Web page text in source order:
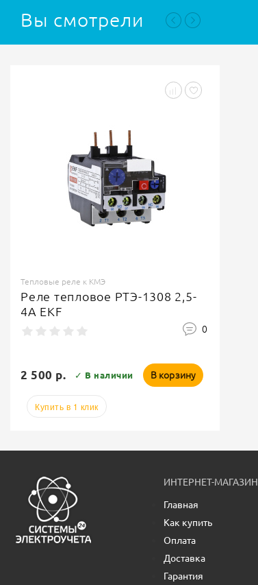
Вы смотрели
Тепловые реле к КМЭ
Реле тепловое РТЭ-1308 2,5-
4А EKF
0
2 500 р. ✓ В наличии В корзину
Купить в 1 клик
ИНТЕРНЕТ-МАГАЗИН
Главная
Как купить
Оплата
Доставка
Гарантия